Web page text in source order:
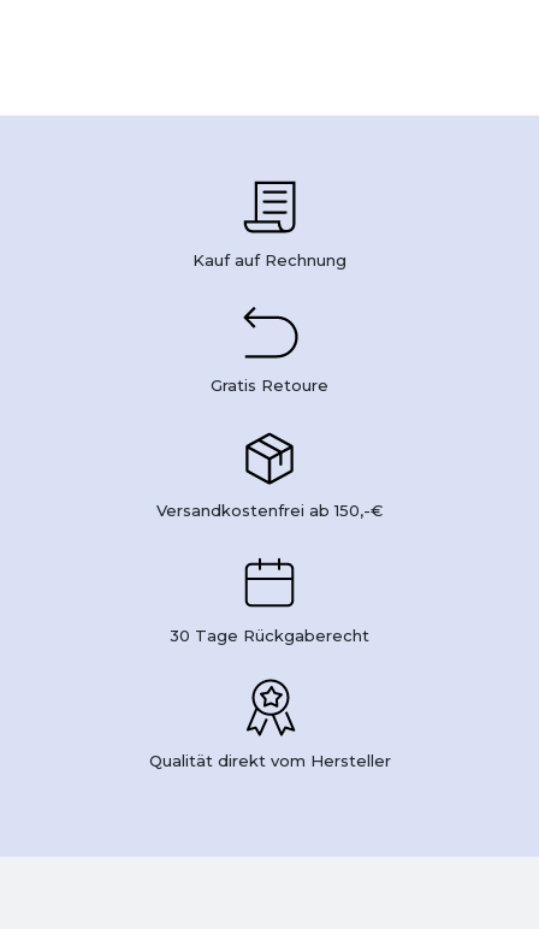
Kauf auf Rechnung
Gratis Retoure
Versandkostenfrei ab 150,-€
30 Tage Rückgaberecht
Qualität direkt vom Hersteller